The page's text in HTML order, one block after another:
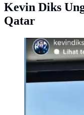
Kevin Diks
Qatar
Sempat Tertahan
Sampai dengan
@kevindiks2/